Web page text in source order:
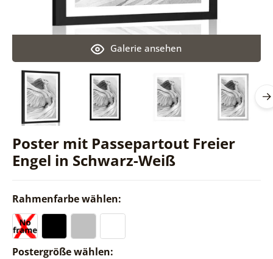
Poster mit Passepartout Freier
Engel in Schwarz-Weiß
Galerie ansehen
Rahmenfarbe wählen:
Postergröße wählen: